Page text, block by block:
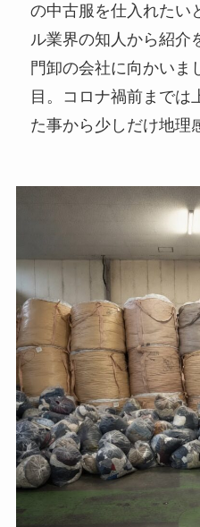
の中古服を仕入れたい
ル業界の知人から紹介
門卸の会社に向かいま
目。コロナ禍前までは
た事から少しだけ地理